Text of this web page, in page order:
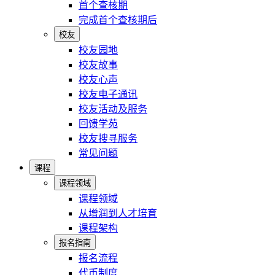
首个查核期
完成首个查核期后
校友
校友园地
校友故事
校友心声
校友电子通讯
校友活动及服务
回馈学苑
校友搜寻服务
常见问题
课程
课程领域
课程领域
从增润到人才培育
课程架构
报名指南
报名流程
代币制度